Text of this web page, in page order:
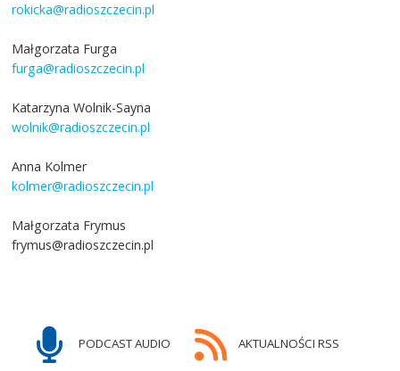
rokicka@radioszczecin.pl
Małgorzata Furga
furga@radioszczecin.pl
Katarzyna Wolnik-Sayna
wolnik@radioszczecin.pl
Anna Kolmer
kolmer@radioszczecin.pl
Małgorzata Frymus
frymus@radioszczecin.pl
PODCAST AUDIO AKTUALNOŚCI RSS